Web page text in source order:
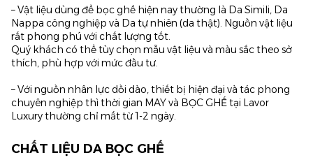
– Vật liệu dùng để bọc ghế hiện nay thường là Da Simili, Da
Nappa công nghiệp và Da tự nhiên (da thật). Nguồn vật liệu
rất phong phú với chất lượng tốt.
Quý khách có thể tùy chọn mẫu vật liệu và màu sắc theo sở
thích, phù hợp với mức đầu tư.
– Với nguồn nhân lực dồi dào, thiết bị hiện đại và tác phong
chuyên nghiệp thì thời gian MAY và BỌC GHẾ tại Lavor
Luxury thường chỉ mất từ 1-2 ngày.
CHẤT LIỆU DA BỌC GHẾ